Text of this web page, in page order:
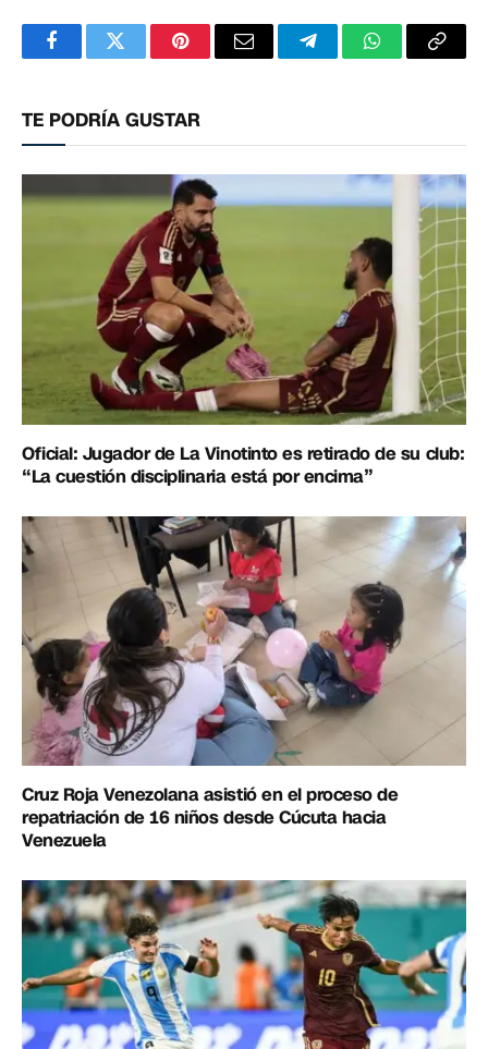
FacebookTwitterPinterestCorreoTelegramWhatsApp
TE PODRÍA GUSTAR
Oficial: Jugador de La Vinotinto es retirado de su club:
“La cuestión disciplinaria está por encima”
Cruz Roja Venezolana asistió en el proceso de
repatriación de 16 niños desde Cúcuta hacia
Venezuela